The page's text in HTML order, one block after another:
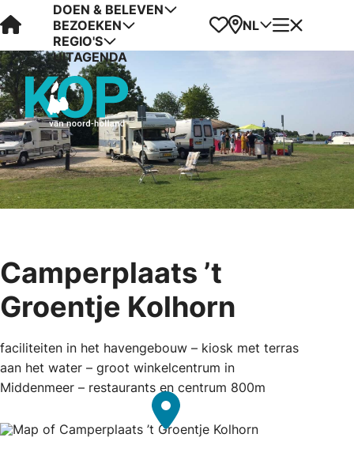
Visit Kop van Holland
DOEN & BELEVEN
BEZOEKEN
REGIO'S
UITAGENDA
Favorieten
Kaart
NL Menu
Camperplaats ’t
Groentje Kolhorn
faciliteiten in het havengebouw – kiosk met terras
aan het water – groot winkelcentrum in
Middenmeer – restaurants en centrum 800m